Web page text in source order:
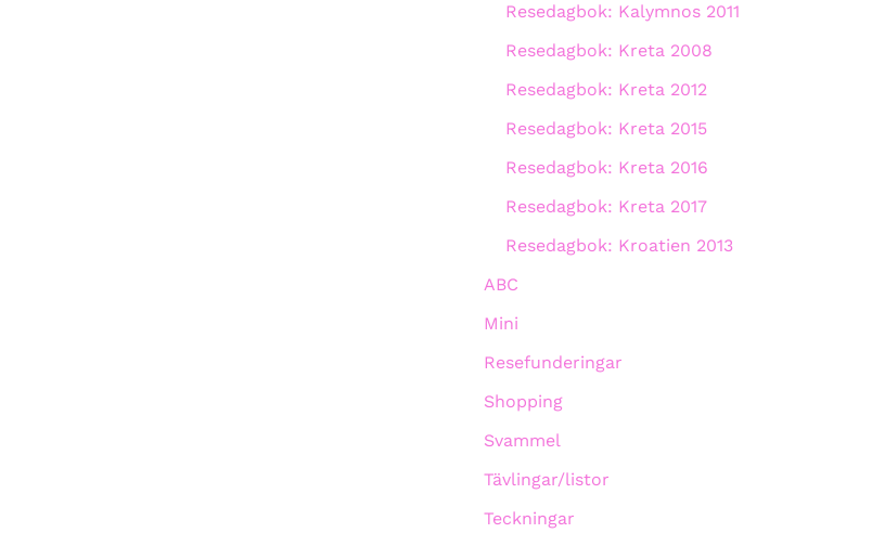
Resedagbok: Kalymnos 2011
Resedagbok: Kreta 2008
Resedagbok: Kreta 2012
Resedagbok: Kreta 2015
Resedagbok: Kreta 2016
Resedagbok: Kreta 2017
Resedagbok: Kroatien 2013
ABC
Mini
Resefunderingar
Shopping
Svammel
Tävlingar/listor
Teckningar